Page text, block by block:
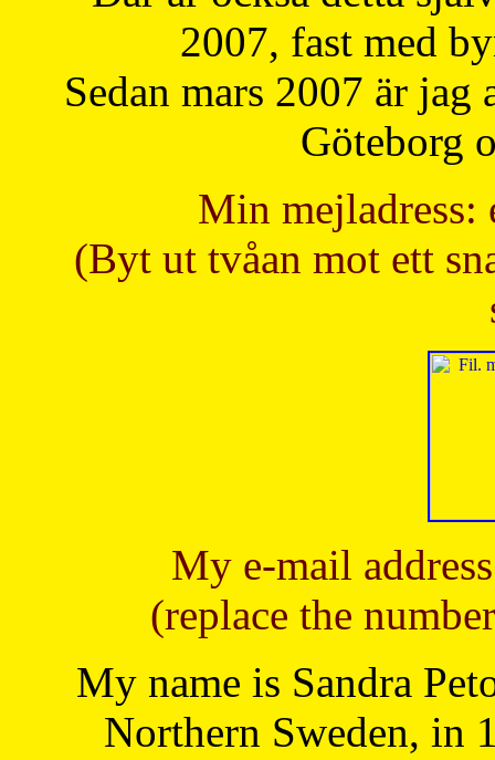
2007, fast med
Sedan mars 2007 är
Göteborg
Min mejladress:
(Byt ut tvåan mot ett
My e-mail
(replace the
My name is Sandra
Northern Sweden, in